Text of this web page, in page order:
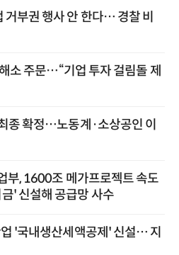
거부권 행사 안 한다… 경찰 비
소 주문…“기업 투자 걸림돌 제
종 확정…노동계·소상공인 이
부, 1600조 메가프로젝트 속도
' 신설해 공급망 사수
'국내생산세액공제' 신설… 지